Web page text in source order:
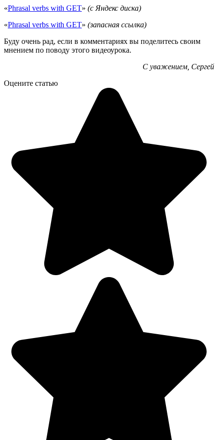
«Phrasal verbs with GET» (с Яндекс диска)
«Phrasal verbs with GET» (запасная ссылка)
Буду очень рад, если в комментариях вы поделитесь своим
мнением по поводу этого видеоурока.
С уважением, Сергей
Оцените статью